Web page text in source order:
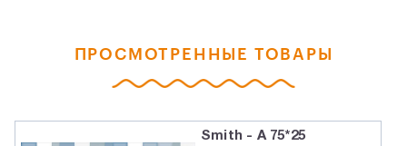
ПРОСМОТРЕННЫЕ ТОВАРЫ
Smith - A 75*25